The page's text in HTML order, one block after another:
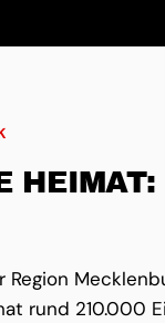
HEIMAT:
Region
rund 210.000